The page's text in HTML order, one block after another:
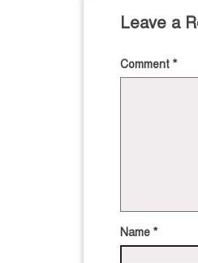
Leave a
Comment *
Name *